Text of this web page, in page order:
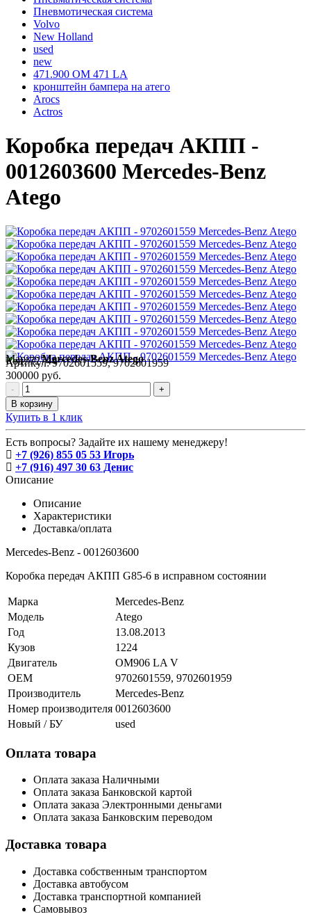
Пневмотическая система
Volvo
New Holland
used
new
471.900 OM 471 LA
кронштейн бампера на атего
Arocs
Actros
Коробка передач АКПП -
0012603600 Mercedes-Benz
Atego
Марка:Mercedes-Benz Atego
Код:72744
Артикул:9702601559, 9702601959
300000 руб.
-
+
В корзину
Купить в 1 клик
Есть вопросы? Задайте их нашему менеджеру!
+7 (926) 855 05 53 Игорь
+7 (916) 497 30 63 Денис
Описание
Описание
Характеристики
Доставка/оплата
Mercedes-Benz - 0012603600
Коробка передач АКПП G85-6 в исправном состоянии
Марка
Mercedes-Benz
Модель
Atego
Год
13.08.2013
Кузов
1224
Двигатель
OM906 LA V
OEM
9702601559, 9702601959
Производитель
Mercedes-Benz
Номер производителя 0012603600
Новый / БУ
used
Оплата товара
Оплата заказа Наличными
Оплата заказа Банковской картой
Оплата заказа Электронными деньгами
Оплата заказа Банковским переводом
Доставка товара
Доставка собственным транспортом
Доставка автобусом
Доставка транспортной компанией
Самовывоз